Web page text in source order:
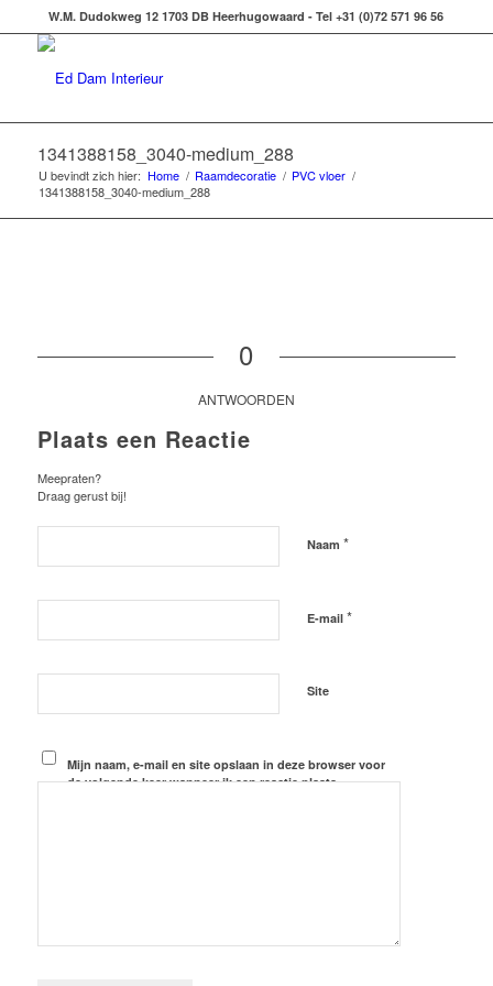
W.M. Dudokweg 12 1703 DB Heerhugowaard - Tel +31 (0)72 571 96 56
1341388158_3040-medium_288
U bevindt zich hier: Home / Raamdecoratie / PVC vloer /
1341388158_3040-medium_288
0
ANTWOORDEN
Plaats een Reactie
Meepraten?
Draag gerust bij!
Naam *
E-mail *
Site
Mijn naam, e-mail en site opslaan in deze browser voor
de volgende keer wanneer ik een reactie plaats.